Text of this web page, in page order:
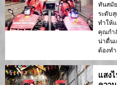
ทันสมั
ระดับ
ทำให้
คุณกำ
น่าตื่น
ต้องท
แสง